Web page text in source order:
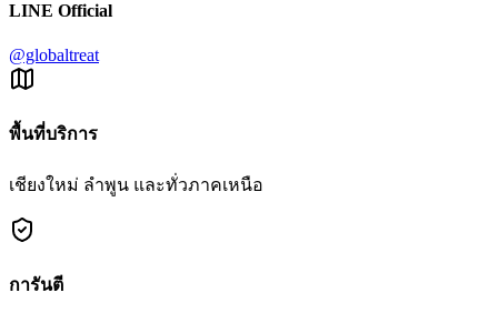
LINE Official
@globaltreat
พื้นที่บริการ
เชียงใหม่ ลำพูน และทั่วภาคเหนือ
การันตี